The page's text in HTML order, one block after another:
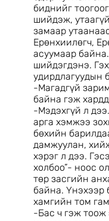
биднийг
шийдэж,
замаар
Ерөнхиилөгч,
асуумаар
шийдэгдэнэ.
удирдлагуудын
-Магадгүй
байна гэж
-Мэдэхгүй л
арга хэмжээ
бөхийн
дамжуулан,
хэрэг л дээ.
холбоо”- ноос
төр засгийн
байна.
хамгийн том
-Бас ч гэж тоож